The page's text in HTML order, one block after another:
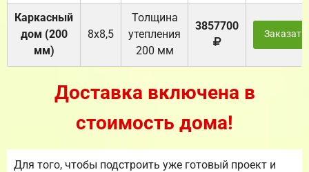
Каркасный
дом (200
мм)
8х8,5
Толщина
утепления
200 мм
3857700
Заказать
Доставка включена в
стоимость дома!
Для того, чтобы подстроить уже готовый проект и